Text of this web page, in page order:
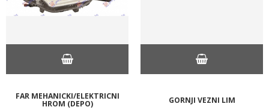
FAR MEHANICKI/ELEKTRICNI
HROM (DEPO) GORNJI VEZNI LIM